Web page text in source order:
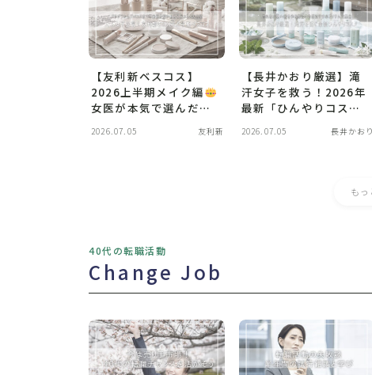
【友利新ベスコス】
2026上半期メイク編
女医が本気で選んだ
偏見名品コスメ大公
2026.07.05 友利新
【長井かおり厳選】滝
汗女子を救う！2026年
最新「ひんやりコス
ク神アイテム
2026.07.05 長井かおり
もっ
40代の転職活動
Change Job